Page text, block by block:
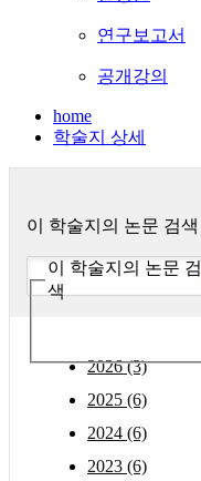
연구보고서
공개강의
home
학술지 상세
이 학술지의 논문 검색
이 학술지의 논문 검
색
2026 (3)
2025 (6)
2024 (6)
2023 (6)